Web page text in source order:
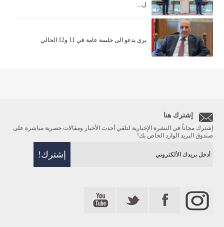
ل...
بري يدعو الى جلسة عامة في 11 و12 الحالي
إشترك هنا
إشترك مجاناً في النشرة الإخبارية لتلقي أحدث الأخبار ومقالات حصرية مباشرة على
صندوق البريد الوارد الخاص بك!